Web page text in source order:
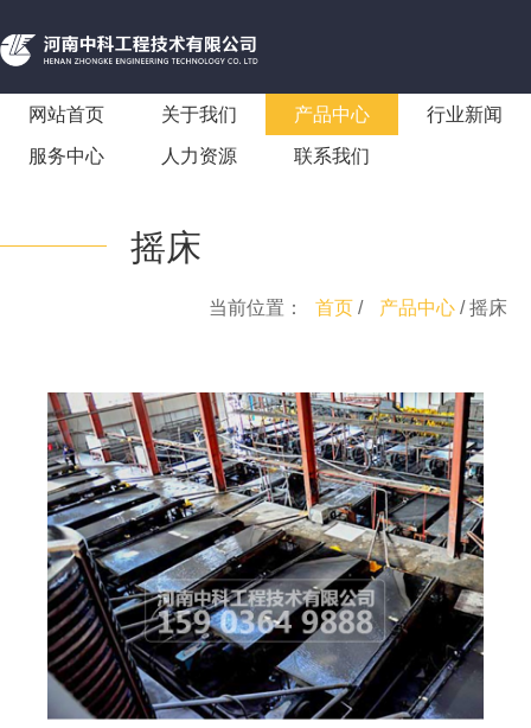
网站首页 关于我们 产品中心 行业新闻
服务中心 人力资源 联系我们
摇床
当前位置： 首页 / 产品中心 / 摇床